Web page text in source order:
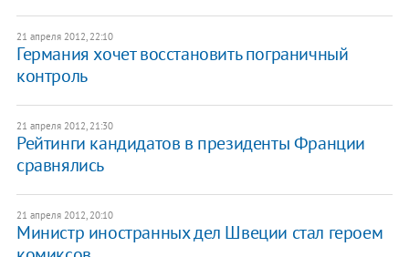
21 апреля 2012, 22:10
Германия хочет восстановить пограничный
контроль
21 апреля 2012, 21:30
Рейтинги кандидатов в президенты Франции
сравнялись
21 апреля 2012, 20:10
Министр иностранных дел Швеции стал героем